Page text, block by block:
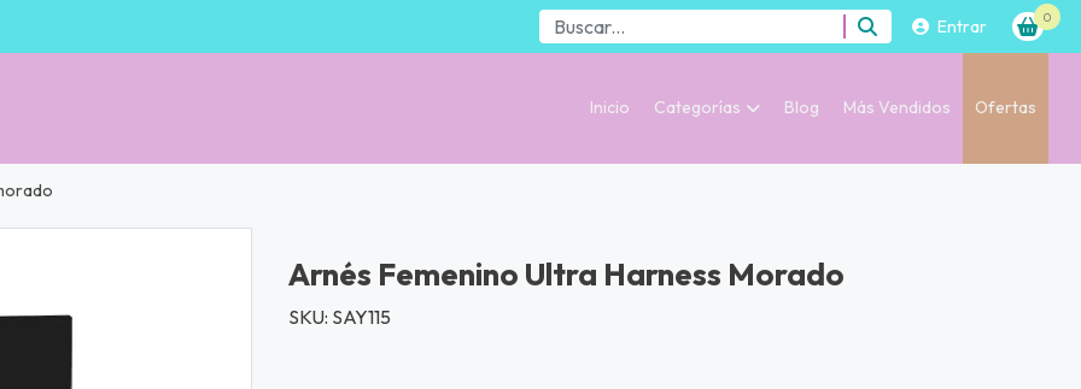
Entrar 0
Inicio Categorías Blog Más Vendidos Ofertas
Arnés Femenino Ultra Harness Morado
SKU: SAY115